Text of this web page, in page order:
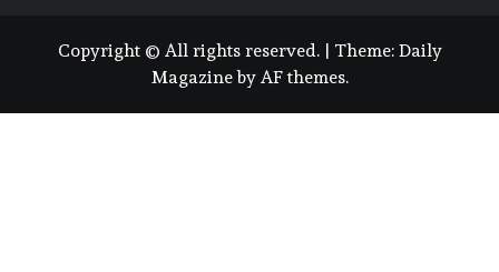
Copyright © All rights reserved. | Theme: Daily
Magazineby AF themes.